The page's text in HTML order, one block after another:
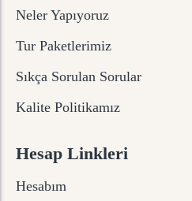
Neler Yapıyoruz
Tur Paketlerimiz
Sıkça Sorulan Sorular
Kalite Politikamız
Hesap Linkleri
Hesabım